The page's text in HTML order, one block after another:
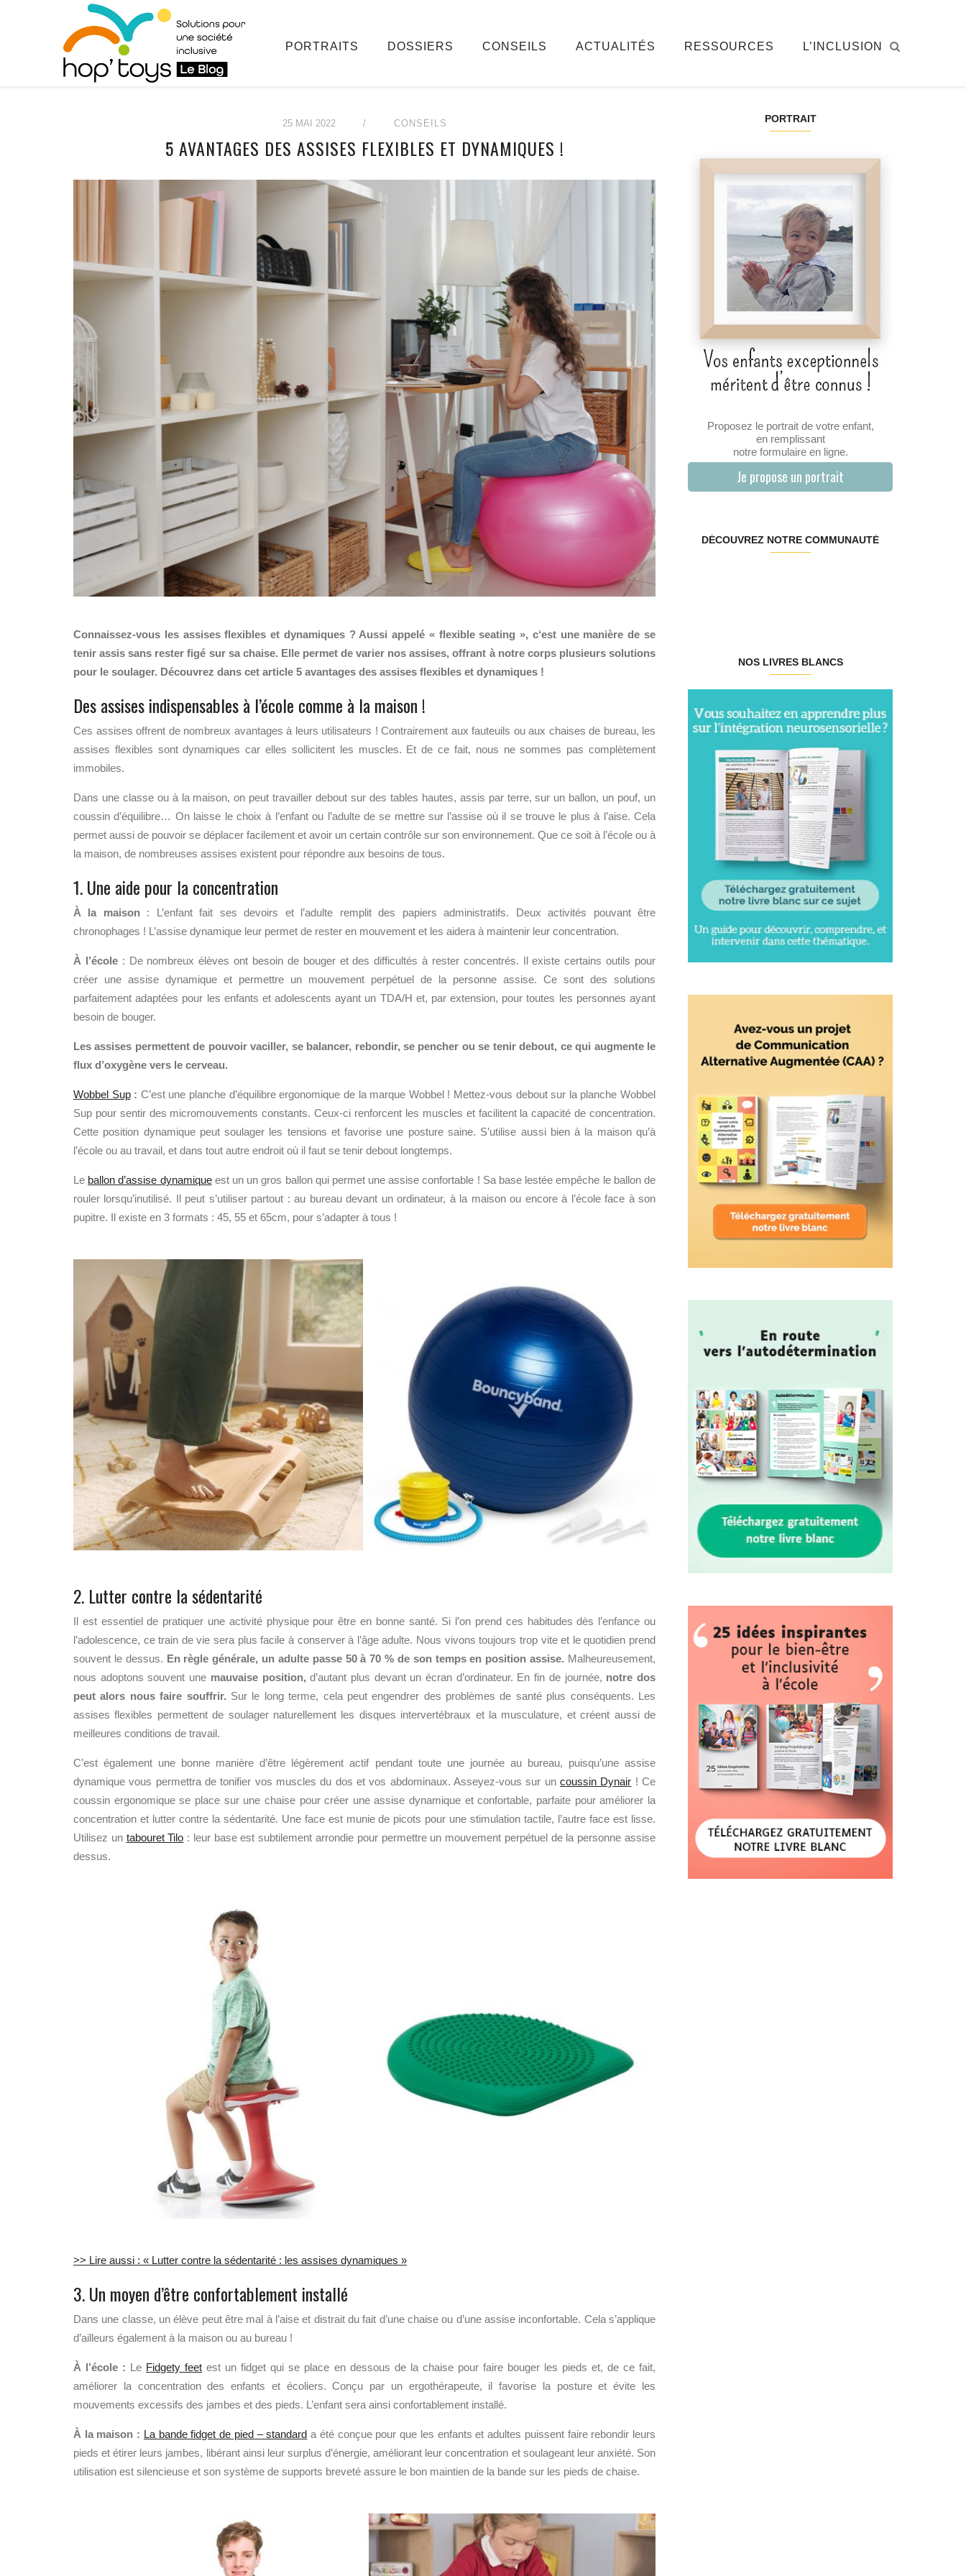
PORTRAITS DOSSIERS CONSEILS ACTUALITÉS RESSOURCES L’INCLUSION
25 MAI 2022 / CONSEILS
5 AVANTAGES DES ASSISES FLEXIBLES ET DYNAMIQUES !
Connaissez-vous les assises flexibles et dynamiques ? Aussi appelé « flexible seating », c‘est une manière de se
tenir assis sans rester figé sur sa chaise. Elle permet de varier nos assises, offrant à notre corps plusieurs solutions
pour le soulager. Découvrez dans cet article 5 avantages des assises flexibles et dynamiques !
Des assises indispensables à l’école comme à la maison !
Ces assises offrent de nombreux avantages à leurs utilisateurs ! Contrairement aux fauteuils ou aux chaises de bureau, les
assises flexibles sont dynamiques car elles sollicitent les muscles. Et de ce fait, nous ne sommes pas complètement
immobiles.
Dans une classe ou à la maison, on peut travailler debout sur des tables hautes, assis par terre, sur un ballon, un pouf, un
coussin d’équilibre… On laisse le choix à l’enfant ou l’adulte de se mettre sur l’assise où il se trouve le plus à l’aise. Cela
permet aussi de pouvoir se déplacer facilement et avoir un certain contrôle sur son environnement. Que ce soit à l’école ou à
la maison, de nombreuses assises existent pour répondre aux besoins de tous.
1. Une aide pour la concentration
À la maison: L’enfant fait ses devoirs et l’adulte remplit des papiers administratifs. Deux activités pouvant être
chronophages ! L’assise dynamique leur permet de rester en mouvement et les aidera à maintenir leur concentration.
À l’école: De nombreux élèves ont besoin de bouger et des difficultés à rester concentrés. Il existe certains outils pour
créer une assise dynamique et permettre un mouvement perpétuel de la personne assise. Ce sont des solutions
parfaitement adaptées pour les enfants et adolescents ayant un TDA/H et, par extension, pour toutes les personnes ayant
besoin de bouger.
Les assises permettent de pouvoir vaciller, se balancer, rebondir, se pencher ou se tenir debout, ce qui augmente le
flux d’oxygène vers le cerveau.
Wobbel Sup: C’est une planche d’équilibre ergonomique de la marque Wobbel ! Mettez-vous debout sur la planche Wobbel
Sup pour sentir des micromouvements constants. Ceux-ci renforcent les muscles et facilitent la capacité de concentration.
Cette position dynamique peut soulager les tensions et favorise une posture saine. S’utilise aussi bien à la maison qu’à
l’école ou au travail, et dans tout autre endroit où il faut se tenir debout longtemps.
Le ballon d’assise dynamiqueest un un gros ballon qui permet une assise confortable ! Sa base lestée empêche le ballon de
rouler lorsqu’inutilisé. Il peut s’utiliser partout : au bureau devant un ordinateur, à la maison ou encore à l’école face à son
pupitre. Il existe en 3 formats : 45, 55 et 65cm, pour s’adapter à tous !
2. Lutter contre la sédentarité
Il est essentiel de pratiquer une activité physique pour être en bonne santé. Si l’on prend ces habitudes dès l’enfance ou
l’adolescence, ce train de vie sera plus facile à conserver à l’âge adulte. Nous vivons toujours trop vite et le quotidien prend
souvent le dessus. En règle générale, un adulte passe 50 à 70 % de son temps en position assise. Malheureusement,
nous adoptons souvent une mauvaise position,d’autant plus devant un écran d’ordinateur. En fin de journée, notre dos
peut alors nous faire souffrir. Sur le long terme, cela peut engendrer des problèmes de santé plus conséquents. Les
assises flexibles permettent de soulager naturellement les disques intervertébraux et la musculature, et créent aussi de
meilleures conditions de travail.
C’est également une bonne manière d’être légèrement actif pendant toute une journée au bureau, puisqu’une assise
dynamique vous permettra de tonifier vos muscles du dos et vos abdominaux. Asseyez-vous sur un coussin Dynair ! Ce
coussin ergonomique se place sur une chaise pour créer une assise dynamique et confortable, parfaite pour améliorer la
concentration et lutter contre la sédentarité. Une face est munie de picots pour une stimulation tactile, l’autre face est lisse.
Utilisez un tabouret Tilo : leur base est subtilement arrondie pour permettre un mouvement perpétuel de la personne assise
dessus.
>> Lire aussi : « Lutter contre la sédentarité : les assises dynamiques »
3. Un moyen d’être confortablement installé
Dans une classe, un élève peut être mal à l’aise et distrait du fait d’une chaise ou d’une assise inconfortable. Cela s’applique
d’ailleurs également à la maison ou au bureau !
À l’école : Le Fidgety feet est un fidget qui se place en dessous de la chaise pour faire bouger les pieds et, de ce fait,
améliorer la concentration des enfants et écoliers. Conçu par un ergothérapeute, il favorise la posture et évite les
mouvements excessifs des jambes et des pieds. L’enfant sera ainsi confortablement installé.
À la maison : La bande fidget de pied – standard a été conçue pour que les enfants et adultes puissent faire rebondir leurs
pieds et étirer leurs jambes, libérant ainsi leur surplus d’énergie, améliorant leur concentration et soulageant leur anxiété. Son
utilisation est silencieuse et son système de supports breveté assure le bon maintien de la bande sur les pieds de chaise.
PORTRAIT
Proposez le portrait de votre enfant,
en remplissant
notre formulaire en ligne.
Je propose un portrait
DÉCOUVREZ NOTRE COMMUNAUTÉ
NOS LIVRES BLANCS